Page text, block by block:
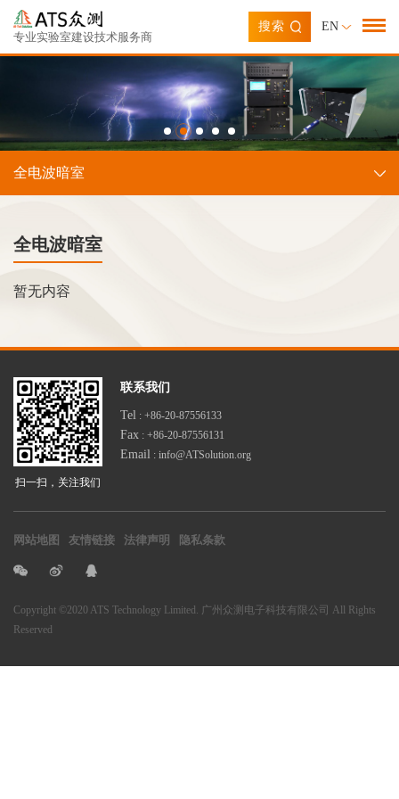
专业实验室建设技术服务商
搜索 EN
全电波暗室
全电波暗室
暂无内容
扫一扫，关注我们
联系我们
Tel : +86-20-87556133
Fax : +86-20-87556131
Email : info@ATSolution.org
网站地图 友情链接 法律声明 隐私条款
Copyright ©2020 ATS Technology Limited. 广州众测电子科技有限公司 All Rights
Reserved